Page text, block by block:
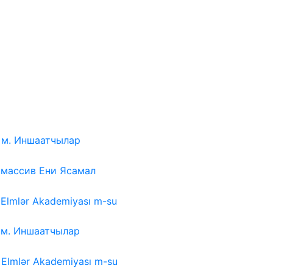
м. Иншаатчылар
массив Ени Ясамал
Elmlər Akademiyası m-su
м. Иншаатчылар
Elmlər Akademiyası m-su